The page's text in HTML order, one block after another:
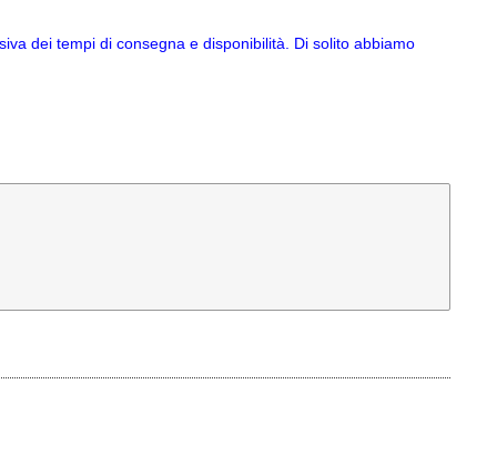
dei tempi di consegna e disponibilità. Di solito abbiamo